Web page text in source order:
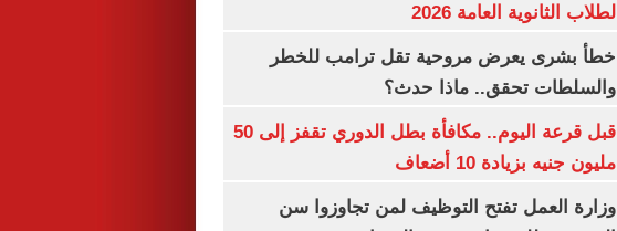
لطلاب الثانوية العامة 2026
خطأ بشرى يعرض مروحية تقل ترامب للخطر
والسلطات تحقق.. ماذا حدث؟
قبل قرعة اليوم.. مكافأة بطل الدوري تقفز إلى 50
مليون جنيه بزيادة 10 أضعاف
وزارة العمل تفتح التوظيف لمن تجاوزوا سن